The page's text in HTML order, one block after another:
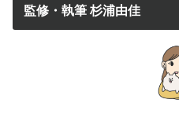
監修・執筆 杉浦由佳